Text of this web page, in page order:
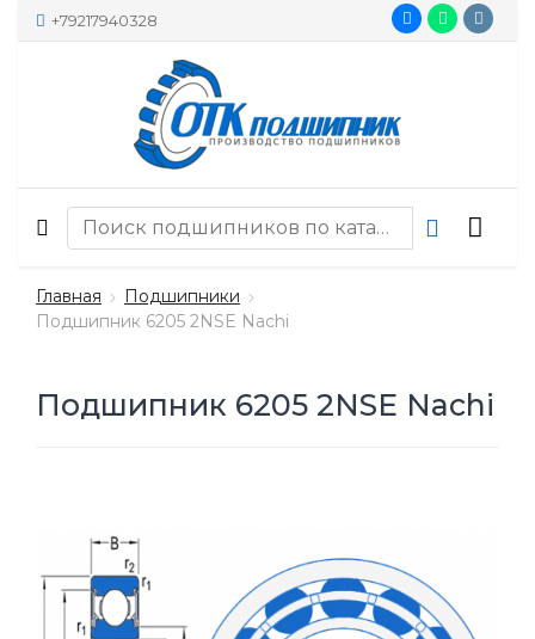
+79217940328
Главная
Подшипники
Подшипник 6205 2NSE Nachi
Подшипник 6205 2NSE Nachi